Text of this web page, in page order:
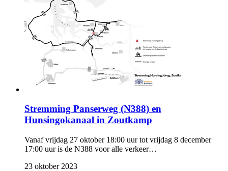
Stremming Panserweg (N388) en
Hunsingokanaal in Zoutkamp
Vanaf vrijdag 27 oktober 18:00 uur tot vrijdag 8 december
17:00 uur is de N388 voor alle verkeer…
23 oktober 2023